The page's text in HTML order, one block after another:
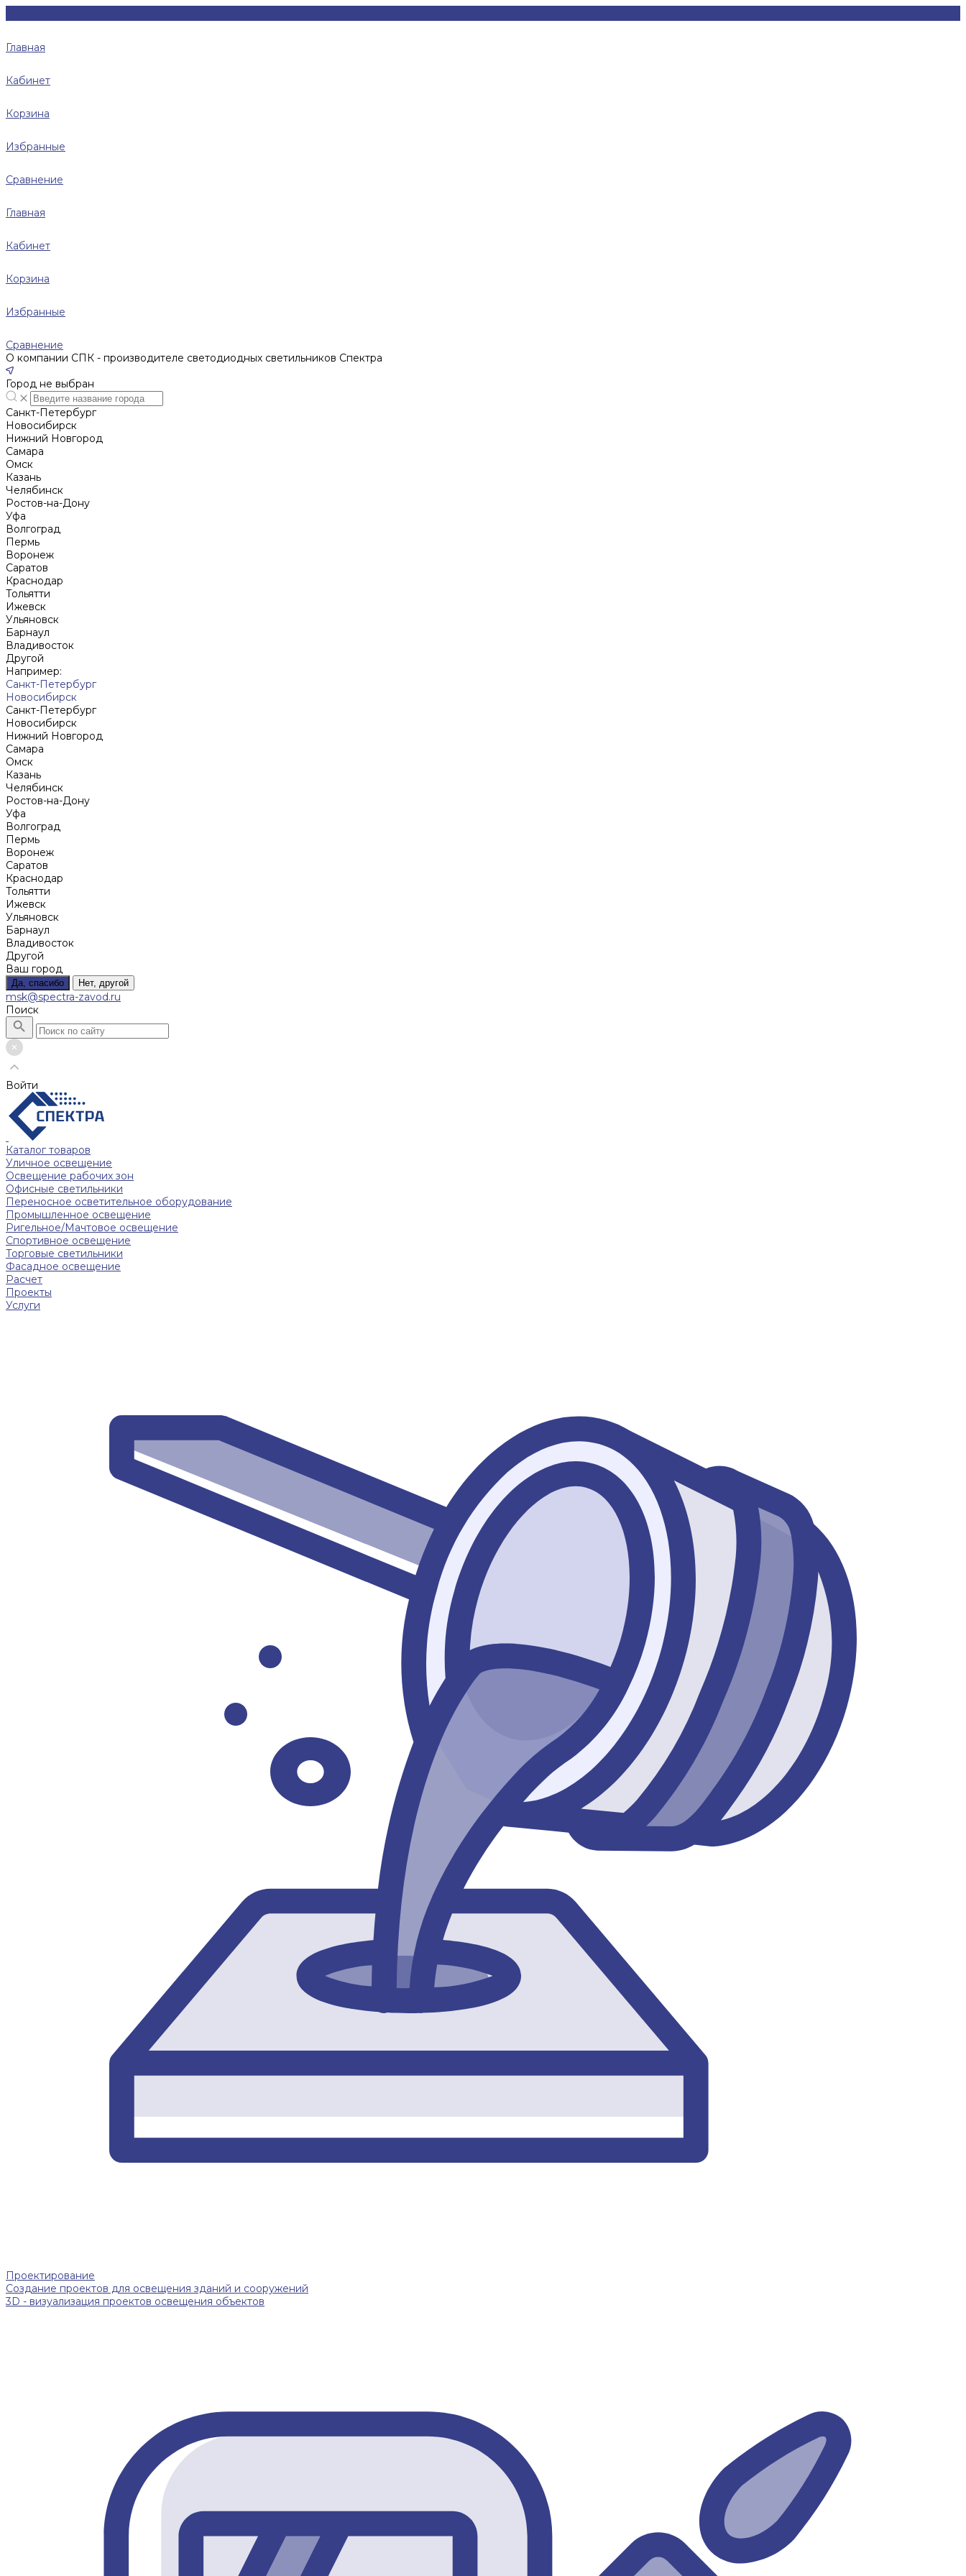
Главная
Кабинет
Корзина
Избранные
Сравнение
Главная
Кабинет
Корзина
Избранные
Сравнение
О компании СПК - производителе светодиодных светильников Спектра
Город не выбран
Санкт-Петербург
Новосибирск
Нижний Новгород
Cамара
Омск
Казань
Челябинск
Ростов-на-Дону
Уфа
Волгоград
Пермь
Воронеж
Саратов
Краснодар
Тольятти
Ижевск
Ульяновск
Барнаул
Владивосток
Другой
Например:
Санкт-Петербург
Новосибирск
Санкт-Петербург
Новосибирск
Нижний Новгород
Cамара
Омск
Казань
Челябинск
Ростов-на-Дону
Уфа
Волгоград
Пермь
Воронеж
Саратов
Краснодар
Тольятти
Ижевск
Ульяновск
Барнаул
Владивосток
Другой
Ваш город
Да, спасибо Нет, другой
msk@spectra-zavod.ru
Поиск
Войти
Каталог товаров
Уличное освещение
Освещение рабочих зон
Офисные светильники
Переносное осветительное оборудование
Промышленное освещение
Ригельное/Мачтовое освещение
Спортивное освещение
Торговые светильники
Фасадное освещение
Расчет
Проекты
Услуги
Проектирование
Создание проектов для освещения зданий и сооружений
3D - визуализация проектов освещения объектов